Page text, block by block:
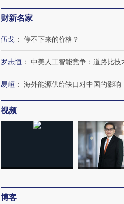
的吸金
找虐”？
马航飞行员跨国走私7万
毒品
财新名家
伍戈 ： 停不下来的价格？
罗志恒 ： 中美人工智能竞争：道路比技
易峘 ： 海外能源供给缺口对中国的影响
视频
博客